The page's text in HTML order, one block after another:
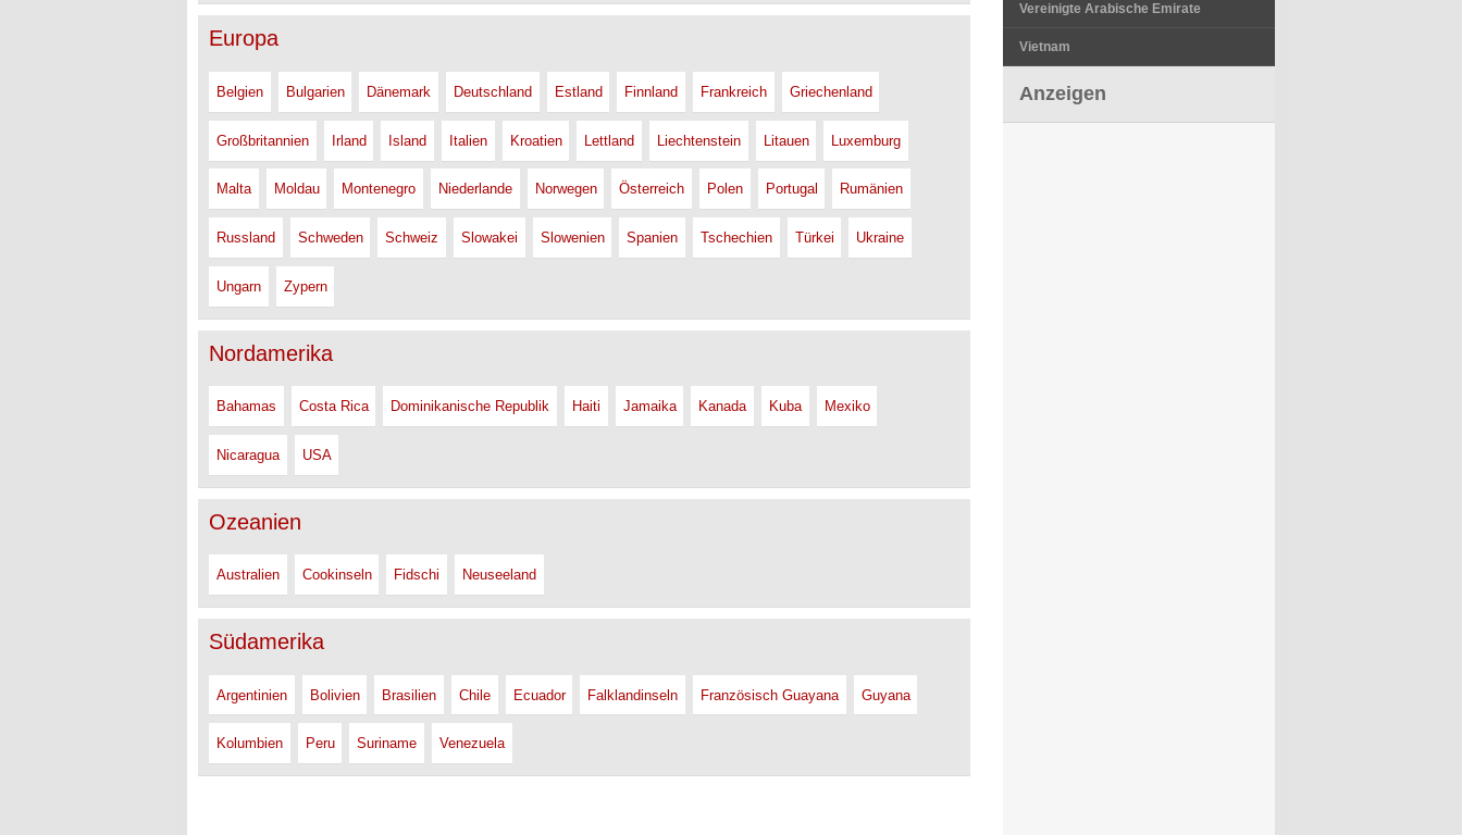
Europa
Belgien Bulgarien Dänemark Deutschland Estland Finnland Frankreich Griechenland
Großbritannien Irland Island Italien Kroatien Lettland Liechtenstein Litauen Luxemburg
Malta Moldau Montenegro Niederlande Norwegen Österreich Polen Portugal Rumänien
Russland Schweden Schweiz Slowakei Slowenien Spanien Tschechien Türkei Ukraine
Ungarn Zypern
Nordamerika
Bahamas Costa Rica Dominikanische Republik Haiti Jamaika Kanada Kuba Mexiko
Nicaragua USA
Ozeanien
Australien Cookinseln Fidschi Neuseeland
Südamerika
Argentinien Bolivien Brasilien Chile Ecuador Falklandinseln Französisch Guayana Guyana
Kolumbien Peru Suriname Venezuela
Vereinigte Arabische Emirate
Vietnam
Anzeigen